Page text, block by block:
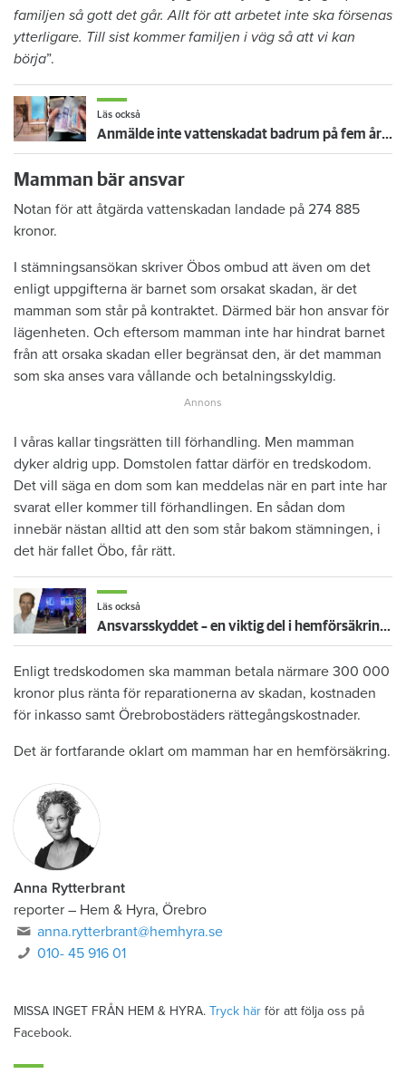
familjen så gott det går. Allt för att arbetet inte ska försenas
ytterligare. Till sist kommer familjen i väg så att vi kan
börja”.
Läs också
Anmälde inte vattenskadat badrum på fem år – krävs på 125 000 kronor
Mamman bär ansvar
Notan för att åtgärda vattenskadan landade på 274 885
kronor.
I stämningsansökan skriver Öbos ombud att även om det
enligt uppgifterna är barnet som orsakat skadan, är det
mamman som står på kontraktet. Därmed bär hon ansvar för
lägenheten. Och eftersom mamman inte har hindrat barnet
från att orsaka skadan eller begränsat den, är det mamman
som ska anses vara vållande och betalningsskyldig.
I våras kallar tingsrätten till förhandling. Men mamman
dyker aldrig upp. Domstolen fattar därför en tredskodom.
Det vill säga en dom som kan meddelas när en part inte har
svarat eller kommer till förhandlingen. En sådan dom
innebär nästan alltid att den som står bakom stämningen, i
det här fallet Öbo, får rätt.
Läs också
Ansvarsskyddet – en viktig del i hemförsäkringen
Enligt tredskodomen ska mamman betala närmare 300 000
kronor plus ränta för reparationerna av skadan, kostnaden
för inkasso samt Örebrobostäders rättegångskostnader.
Det är fortfarande oklart om mamman har en hemförsäkring.
Anna Rytterbrant
reporter – Hem & Hyra, Örebro
anna.rytterbrant@hemhyra.se
010- 45 916 01
MISSA INGET FRÅN HEM & HYRA. Tryck här för att följa oss på
Facebook.